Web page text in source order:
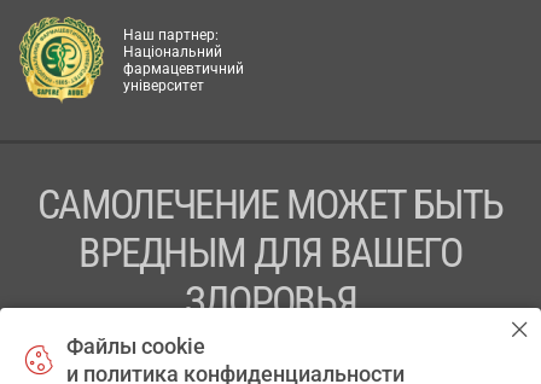
Наш партнер:
Національний
фармацевтичний
університет
САМОЛЕЧЕНИЕ МОЖЕТ БЫТЬ
ВРЕДНЫМ ДЛЯ ВАШЕГО
ЗДОРОВЬЯ
ПЕРЕД ПРИМЕНЕНИЕМ ПРЕПАРАТА
Файлы cookie
и политика конфиденциальности